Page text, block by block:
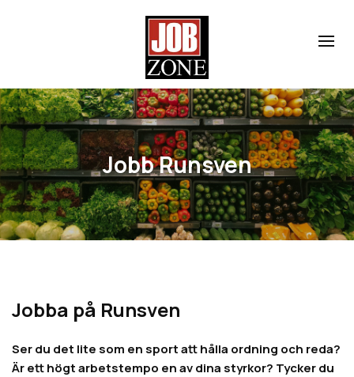
Jobb Runsven
Jobba på Runsven
Ser du det lite som en sport att hålla ordning och reda?
Är ett högt arbetstempo en av dina styrkor? Tycker du